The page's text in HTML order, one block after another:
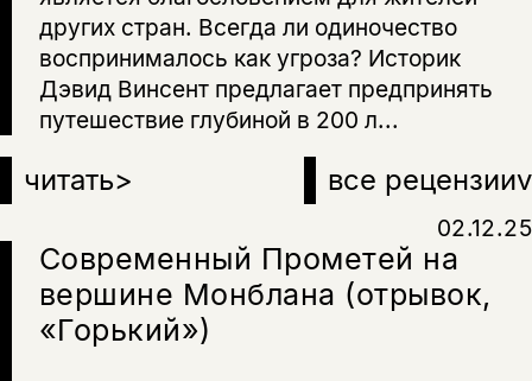
других стран. Всегда ли одиночество
воспринималось как угроза? Историк
Дэвид Винсент предлагает предпринять
путешествие глубиной в 200 л...
читать> все рецензииv
Современный Прометей на
вершине Монблана (отрывок,
«Горький»)
02.12.25